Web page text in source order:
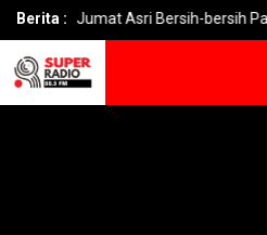
Berita :Asri Bersih-bersih Pasar